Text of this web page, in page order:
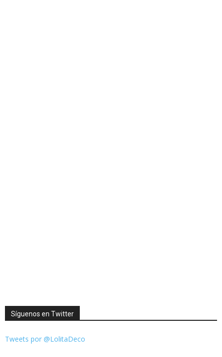
Síguenos en Twitter
Tweets por @LolitaDeco